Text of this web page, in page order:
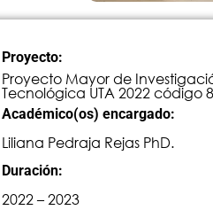
Proyecto:
Proyecto Mayor de
Tecnológica UTA 2022 código
Académico(os) encargado:
Liliana Pedraja Rejas PhD.
Duración:
2022 – 2023